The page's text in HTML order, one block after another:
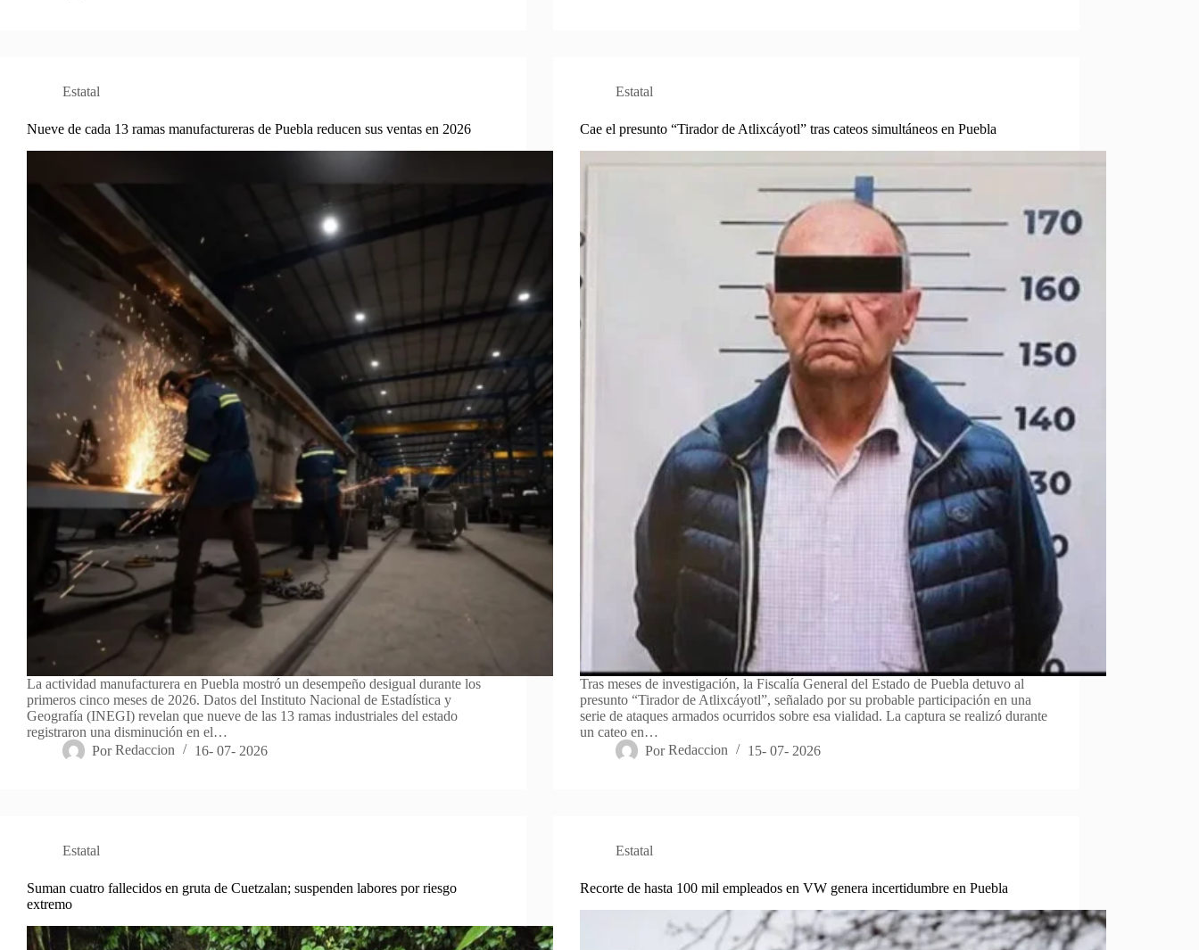
Estatal
Nueve de cada 13 ramas manufactureras de Puebla reducen sus ventas en 2026
La actividad manufacturera en Puebla mostró un desempeño desigual durante los
primeros cinco meses de 2026. Datos del Instituto Nacional de Estadística y
Geografía (INEGI) revelan que nueve de las 13 ramas industriales del estado
registraron una disminución en el…
Por Redaccion 16- 07- 2026
Estatal
Cae el presunto “Tirador de Atlixcáyotl” tras cateos simultáneos en Puebla
Tras meses de investigación, la Fiscalía General del Estado de Puebla detuvo al
presunto “Tirador de Atlixcáyotl”, señalado por su probable participación en una
serie de ataques armados ocurridos sobre esa vialidad. La captura se realizó durante
un cateo en…
Por Redaccion 15- 07- 2026
Estatal
Suman cuatro fallecidos en gruta de Cuetzalan; suspenden labores por riesgo
extremo
Estatal
Recorte de hasta 100 mil empleados en VW genera incertidumbre en Puebla